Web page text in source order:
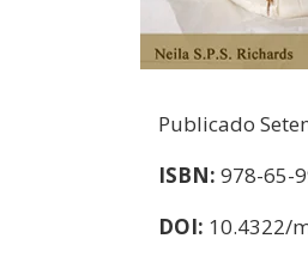
Publicado
ISBN: 978-65-
DOI: 10.4322/